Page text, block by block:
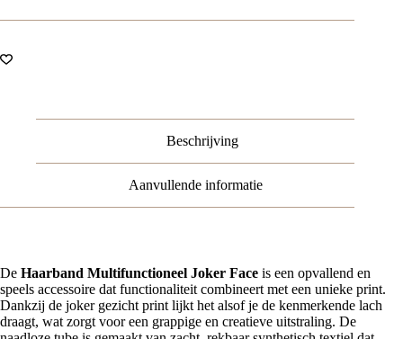
Joker
Zwart
Beschrijving
Aanvullende informatie
De Haarband Multifunctioneel Joker Face is een opvallend en
speels accessoire dat functionaliteit combineert met een unieke print.
Dankzij de joker gezicht print lijkt het alsof je de kenmerkende lach
draagt, wat zorgt voor een grappige en creatieve uitstraling. De